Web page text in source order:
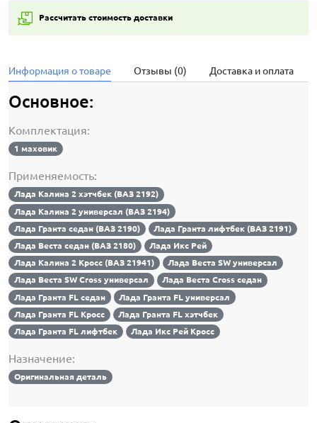
Рассчитать стоимость доставки
Информация о товаре Отзывы (0) Доставка и оплата
Основное:
Комплектация:
1 маховик
Применяемость:
Лада Калина 2 хэтчбек (ВАЗ 2192)
Лада Калина 2 универсал (ВАЗ 2194)
Лада Гранта седан (ВАЗ 2190)
Лада Гранта лифтбек (ВАЗ 2191)
Лада Веста седан (ВАЗ 2180)
Лада Икс Рей
Лада Калина 2 Кросс (ВАЗ 21941)
Лада Веста SW универсал
Лада Веста SW Cross универсал
Лада Веста Cross седан
Лада Гранта FL седан
Лада Гранта FL универсал
Лада Гранта FL Кросс
Лада Гранта FL хэтчбек
Лада Гранта FL лифтбек
Лада Икс Рей Кросс
Назначение:
Оригинальная деталь